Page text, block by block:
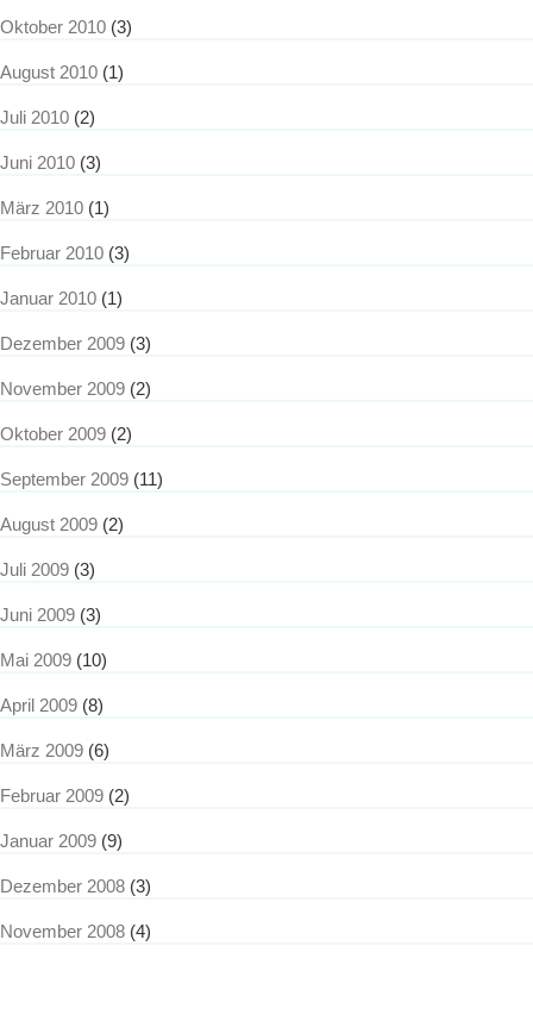
Oktober 2010 (3)
August 2010 (1)
Juli 2010 (2)
Juni 2010 (3)
März 2010 (1)
Februar 2010 (3)
Januar 2010 (1)
Dezember 2009 (3)
November 2009 (2)
Oktober 2009 (2)
September 2009 (11)
August 2009 (2)
Juli 2009 (3)
Juni 2009 (3)
Mai 2009 (10)
April 2009 (8)
März 2009 (6)
Februar 2009 (2)
Januar 2009 (9)
Dezember 2008 (3)
November 2008 (4)